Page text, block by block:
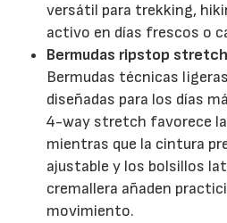
versátil para trekking,
activo en días frescos o
Bermudas ripstop
Bermudas técnicas
diseñadas para los días
4-way stretch favorece
mientras que la cintura
ajustable y los bolsillos
cremallera añaden
movimiento.